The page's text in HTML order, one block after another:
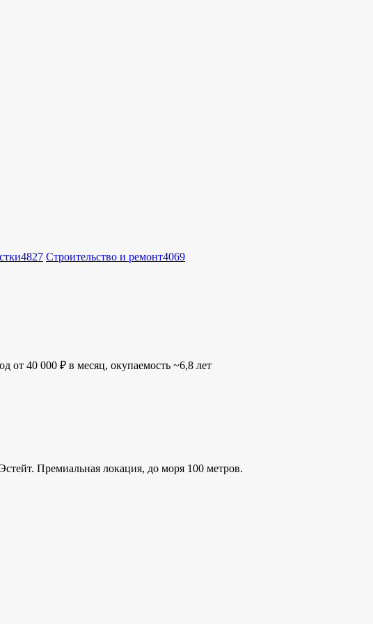
4827 Строительство и ремонт4069
от 40 000 ₽ в месяц, окупаемость ~6,8 лет
Премиальная локация, до моря 100 метров.